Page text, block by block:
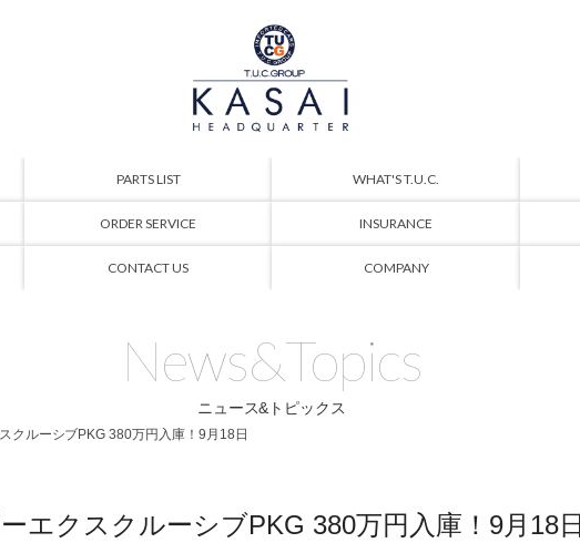
PARTS LIST WHAT'S T.U.C.
ORDER SERVICE INSURANCE
CONTACT US COMPANY
News&Topics
ニュース&トピックス
クルーシブPKG 380万円入庫！9月18日
エクスクルーシブPKG 380万円入庫！9月18日